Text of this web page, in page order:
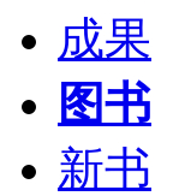
成果
图书
新书